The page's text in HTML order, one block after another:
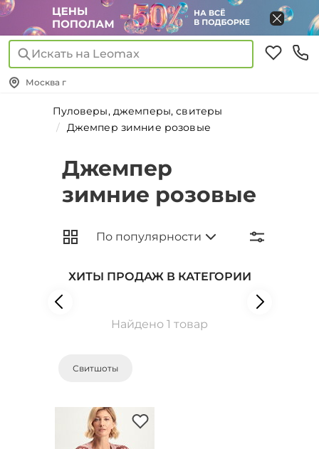
Искать на Leomax
Москва г
Пуловеры, джемперы, свитеры
Джемпер зимние розовые
Джемпер
зимние розовые
ХИТЫ ПРОДАЖ В КАТЕГОРИИ
Найдено 1 товар
Свитшоты